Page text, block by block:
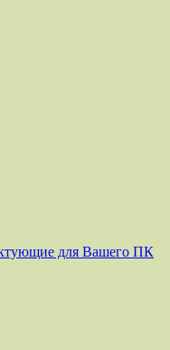
для Вашего ПК